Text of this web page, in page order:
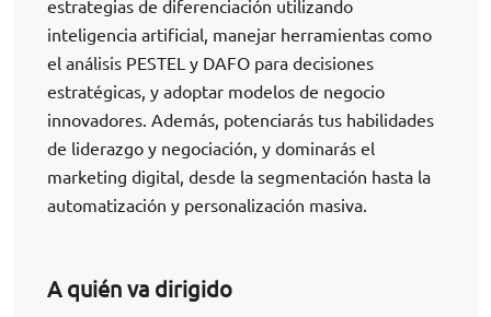
estrategias de diferenciación utilizando
inteligencia artificial, manejar herramientas como
el análisis PESTEL y DAFO para decisiones
estratégicas, y adoptar modelos de negocio
innovadores. Además, potenciarás tus habilidades
de liderazgo y negociación, y dominarás el
marketing digital, desde la segmentación hasta la
automatización y personalización masiva.
A quién va dirigido